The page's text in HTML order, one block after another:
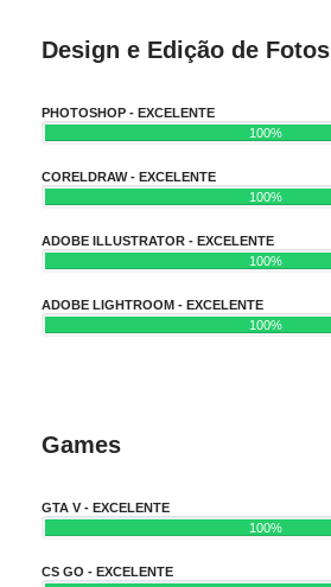
Design e Edição de Fotos
PHOTOSHOP - EXCELENTE
100%
CORELDRAW - EXCELENTE
100%
ADOBE ILLUSTRATOR - EXCELENTE
100%
ADOBE LIGHTROOM - EXCELENTE
100%
Games
GTA V - EXCELENTE
100%
CS GO - EXCELENTE